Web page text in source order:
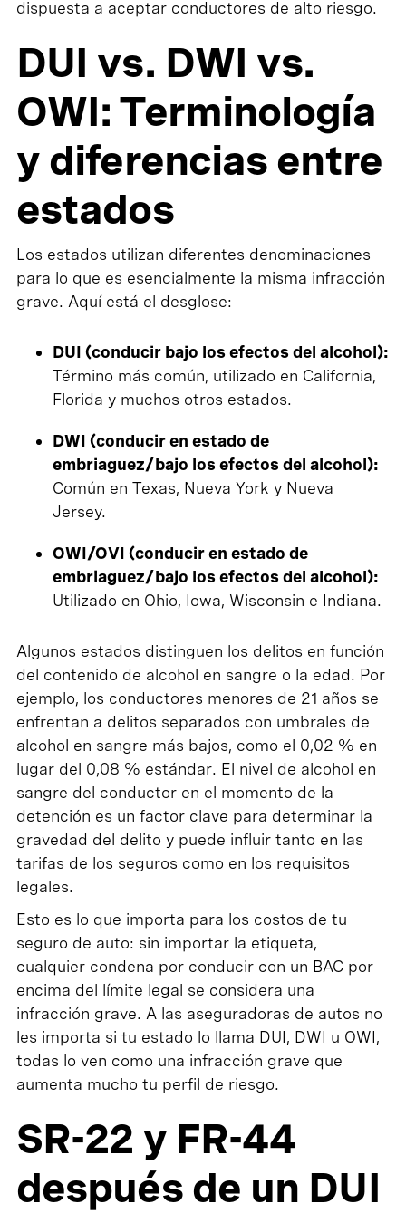
dispuesta a aceptar conductores de alto riesgo.
DUI vs. DWI vs.
OWI: Terminología
y diferencias entre
estados
Los estados utilizan diferentes denominaciones
para lo que es esencialmente la misma infracción
grave. Aquí está el desglose:
DUI (conducir bajo los efectos del alcohol):
Término más común, utilizado en California,
Florida y muchos otros estados.
DWI (conducir en estado de
embriaguez/bajo los efectos del alcohol):
Común en Texas, Nueva York y Nueva
Jersey.
OWI/OVI (conducir en estado de
embriaguez/bajo los efectos del alcohol):
Utilizado en Ohio, Iowa, Wisconsin e Indiana.
Algunos estados distinguen los delitos en función
del contenido de alcohol en sangre o la edad. Por
ejemplo, los conductores menores de 21 años se
enfrentan a delitos separados con umbrales de
alcohol en sangre más bajos, como el 0,02 % en
lugar del 0,08 % estándar. El nivel de alcohol en
sangre del conductor en el momento de la
detención es un factor clave para determinar la
gravedad del delito y puede influir tanto en las
tarifas de los seguros como en los requisitos
legales.
Esto es lo que importa para los costos de tu
seguro de auto: sin importar la etiqueta,
cualquier condena por conducir con un BAC por
encima del límite legal se considera una
infracción grave. A las aseguradoras de autos no
les importa si tu estado lo llama DUI, DWI u OWI,
todas lo ven como una infracción grave que
aumenta mucho tu perfil de riesgo.
SR-22 y FR-44
después de un DUI